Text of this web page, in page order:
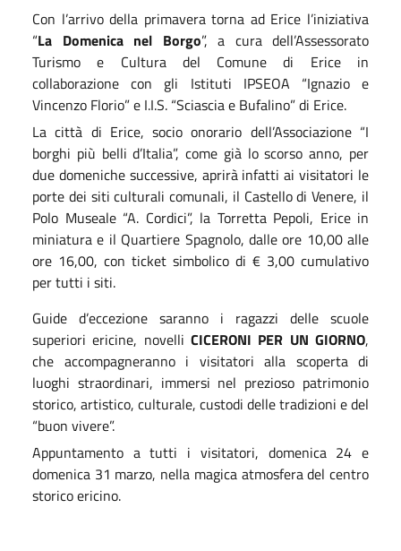
Con l’arrivo della primavera torna ad Erice l’iniziativa
“La Domenica nel Borgo”, a cura dell’Assessorato
Turismo e Cultura del Comune di Erice in
collaborazione con gli Istituti IPSEOA “Ignazio e
Vincenzo Florio” e I.I.S. “Sciascia e Bufalino” di Erice.
La città di Erice, socio onorario dell’Associazione “I
borghi più belli d’Italia”, come già lo scorso anno, per
due domeniche successive, aprirà infatti ai visitatori le
porte dei siti culturali comunali, il Castello di Venere, il
Polo Museale “A. Cordici”, la Torretta Pepoli, Erice in
miniatura e il Quartiere Spagnolo, dalle ore 10,00 alle
ore 16,00, con ticket simbolico di € 3,00 cumulativo
per tutti i siti.
Guide d’eccezione saranno i ragazzi delle scuole
superiori ericine, novelli CICERONI PER UN GIORNO,
che accompagneranno i visitatori alla scoperta di
luoghi straordinari, immersi nel prezioso patrimonio
storico, artistico, culturale, custodi delle tradizioni e del
“buon vivere”.
Appuntamento a tutti i visitatori, domenica 24 e
domenica 31 marzo, nella magica atmosfera del centro
storico ericino.